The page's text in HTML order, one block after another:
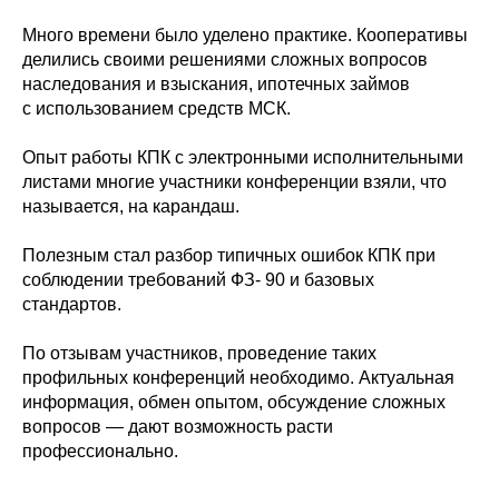
Много времени было уделено практике. Кооперативы
делились своими решениями сложных вопросов
наследования и взыскания, ипотечных займов
с использованием средств МСК.
Опыт работы КПК с электронными исполнительными
листами многие участники конференции взяли, что
называется, на карандаш.
Полезным стал разбор типичных ошибок КПК при
соблюдении требований ФЗ- 90 и базовых
стандартов.
По отзывам участников, проведение таких
профильных конференций необходимо. Актуальная
информация, обмен опытом, обсуждение сложных
вопросов — дают возможность расти
профессионально.